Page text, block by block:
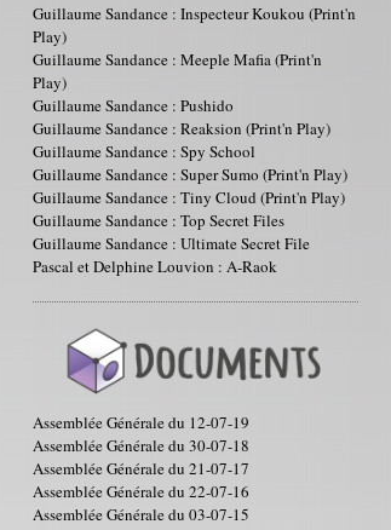
Guillaume Sandance : Inspecteur Koukou (Print'n
Play)
Guillaume Sandance : Meeple Mafia (Print'n
Play)
Guillaume Sandance : Pushido
Guillaume Sandance : Reaksion (Print'n Play)
Guillaume Sandance : Spy School
Guillaume Sandance : Super Sumo (Print'n Play)
Guillaume Sandance : Tiny Cloud (Print'n Play)
Guillaume Sandance : Top Secret Files
Guillaume Sandance : Ultimate Secret File
Pascal et Delphine Louvion : A-Raok
Assemblée Générale du 12-07-19
Assemblée Générale du 30-07-18
Assemblée Générale du 21-07-17
Assemblée Générale du 22-07-16
Assemblée Générale du 03-07-15